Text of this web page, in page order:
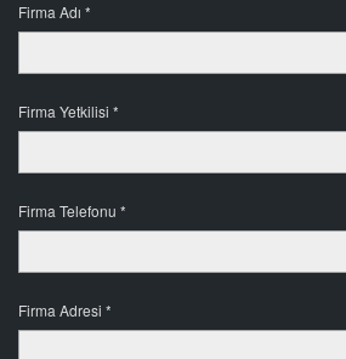
Firma Adı *
Firma Yetkilisi *
Firma Telefonu *
Firma Adresi *